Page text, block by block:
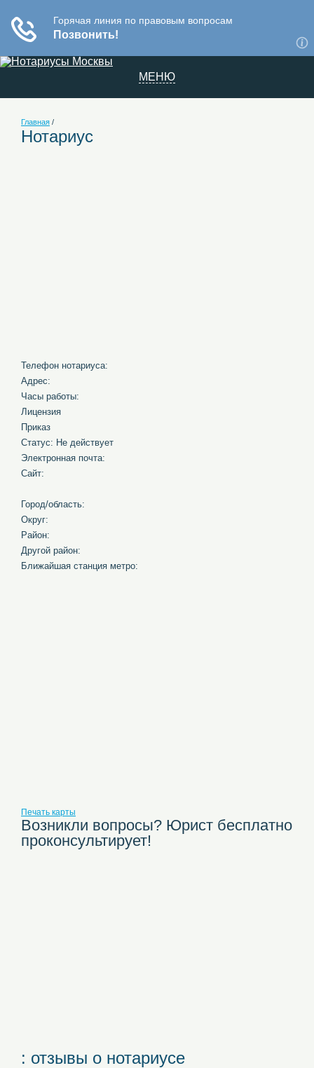
МЕНЮ
Главная /
Нотариус
Телефон нотариуса:
Адрес:
Часы работы:
Лицензия
Приказ
Статус: Не действует
Электронная почта:
Сайт:
Город/область:
Округ:
Район:
Другой район:
Ближайшая станция метро:
Печать карты
Возникли вопросы? Юрист бесплатно
проконсультирует!
: отзывы о нотариусе